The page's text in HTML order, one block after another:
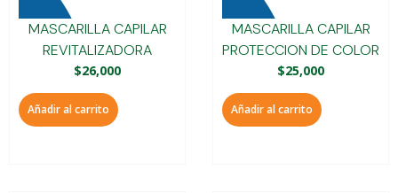
MASCARILLA CAPILAR
REVITALIZADORA
$26,000
Añadir al carrito
MASCARILLA CAPILAR
PROTECCION DE COLOR
$25,000
Añadir al carrito